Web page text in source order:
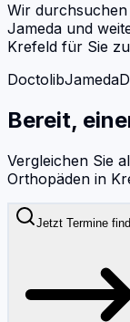
Wir
Jameda und
Krefeld für Sie
DoctolibJameda
Bereit,
Vergleichen Sie
Orthopäden in
Jetzt Termine